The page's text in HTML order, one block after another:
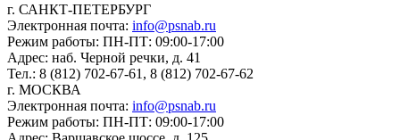
г. САНКТ-ПЕТЕРБУРГ
Электронная почта: info@psnab.ru
Режим работы: ПН-ПТ: 09:00-17:00
Адрес: наб. Черной речки, д. 41
Тел.: 8 (812) 702-67-61, 8 (812) 702-67-62
г. МОСКВА
Электронная почта: info@psnab.ru
Режим работы: ПН-ПТ: 09:00-17:00